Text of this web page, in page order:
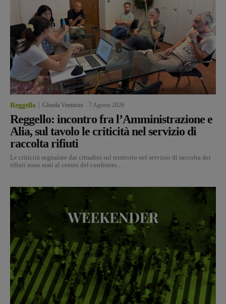
Reggello Glenda Venturini 7 Agosto 2026
Reggello: incontro fra l’Amministrazione e
Alia, sul tavolo le criticità nel servizio di
raccolta rifiuti
Le criticità segnalate dai cittadini sul territorio nel servizio di raccolta dei
rifiuti sono stati al centro del confronto...